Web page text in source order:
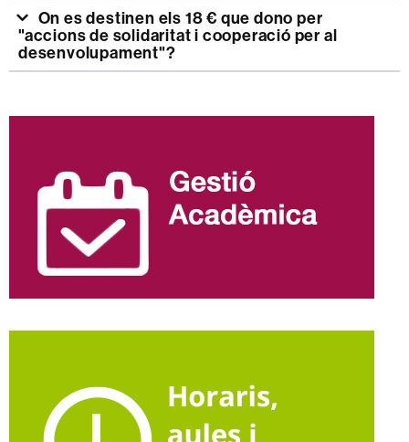
"accions de solidaritat i cooperació per al
desenvolupament"?
Informació